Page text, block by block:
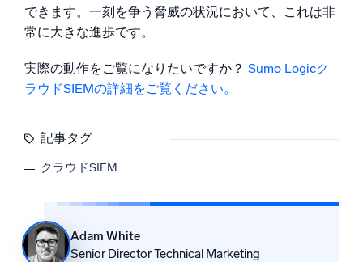
できます。一刻を争う脅威の状況において、これは非
常に大きな進歩です。
実際の動作をご覧になりたいですか？ Sumo Logicク
ラウドSIEMの詳細をご覧ください。
記事タグ
クラウドSIEM
Adam White
Senior Director Technical Marketing